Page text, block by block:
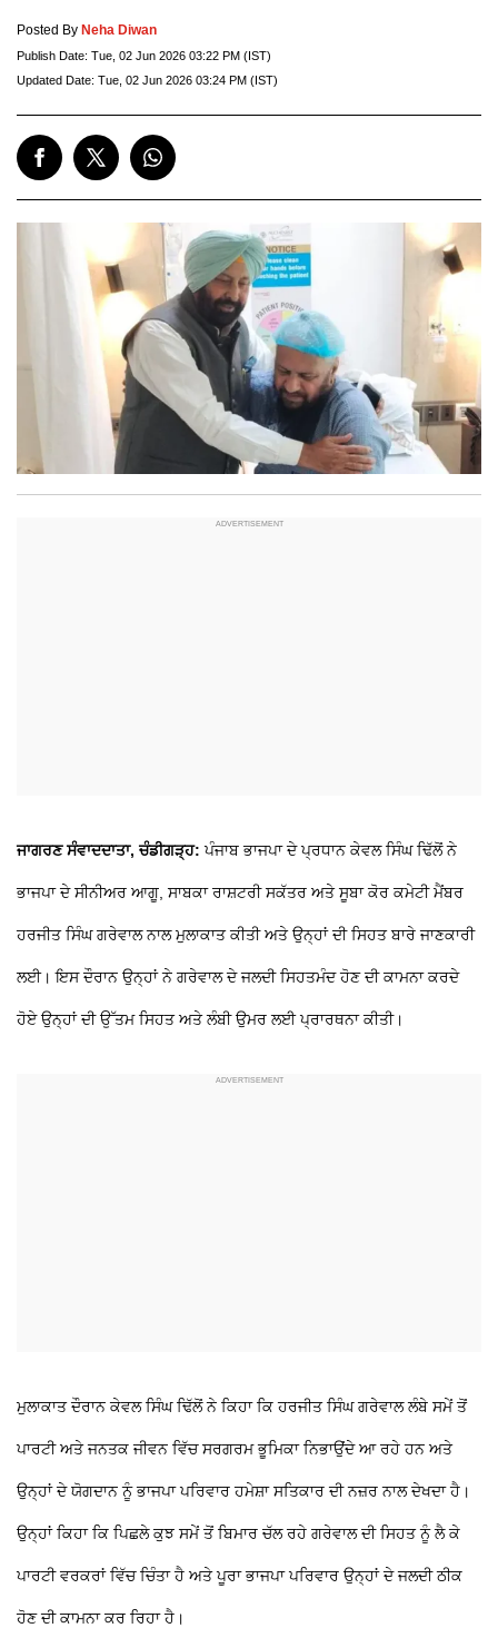
Posted By Neha Diwan
Publish Date: Tue, 02 Jun 2026 03:22 PM (IST)
Updated Date: Tue, 02 Jun 2026 03:24 PM (IST)
ਜਾਗਰਣ ਸੰਵਾਦਦਾਤਾ, ਚੰਡੀਗੜ੍ਹ:ਪੰਜਾਬ ਭਾਜਪਾ ਦੇ ਪ੍ਰਧਾਨ ਕੇਵਲ ਸਿੰਘ ਢਿੱਲੋਂ ਨੇ
ਭਾਜਪਾ ਦੇ ਸੀਨੀਅਰ ਆਗੂ, ਸਾਬਕਾ ਰਾਸ਼ਟਰੀ ਸਕੱਤਰ ਅਤੇ ਸੂਬਾ ਕੋਰ ਕਮੇਟੀ ਮੈਂਬਰ
ਹਰਜੀਤ ਸਿੰਘ ਗਰੇਵਾਲ ਨਾਲ ਮੁਲਾਕਾਤ ਕੀਤੀ ਅਤੇ ਉਨ੍ਹਾਂ ਦੀ ਸਿਹਤ ਬਾਰੇ ਜਾਣਕਾਰੀ
ਲਈ। ਇਸ ਦੌਰਾਨ ਉਨ੍ਹਾਂ ਨੇ ਗਰੇਵਾਲ ਦੇ ਜਲਦੀ ਸਿਹਤਮੰਦ ਹੋਣ ਦੀ ਕਾਮਨਾ ਕਰਦੇ
ਹੋਏ ਉਨ੍ਹਾਂ ਦੀ ਉੱਤਮ ਸਿਹਤ ਅਤੇ ਲੰਬੀ ਉਮਰ ਲਈ ਪ੍ਰਾਰਥਨਾ ਕੀਤੀ।
ਮੁਲਾਕਾਤ ਦੌਰਾਨ ਕੇਵਲ ਸਿੰਘ ਢਿੱਲੋਂ ਨੇ ਕਿਹਾ ਕਿ ਹਰਜੀਤ ਸਿੰਘ ਗਰੇਵਾਲ ਲੰਬੇ ਸਮੇਂ ਤੋਂ
ਪਾਰਟੀ ਅਤੇ ਜਨਤਕ ਜੀਵਨ ਵਿੱਚ ਸਰਗਰਮ ਭੂਮਿਕਾ ਨਿਭਾਉਂਦੇ ਆ ਰਹੇ ਹਨ ਅਤੇ
ਉਨ੍ਹਾਂ ਦੇ ਯੋਗਦਾਨ ਨੂੰ ਭਾਜਪਾ ਪਰਿਵਾਰ ਹਮੇਸ਼ਾ ਸਤਿਕਾਰ ਦੀ ਨਜ਼ਰ ਨਾਲ ਦੇਖਦਾ ਹੈ।
ਉਨ੍ਹਾਂ ਕਿਹਾ ਕਿ ਪਿਛਲੇ ਕੁਝ ਸਮੇਂ ਤੋਂ ਬਿਮਾਰ ਚੱਲ ਰਹੇ ਗਰੇਵਾਲ ਦੀ ਸਿਹਤ ਨੂੰ ਲੈ ਕੇ
ਪਾਰਟੀ ਵਰਕਰਾਂ ਵਿੱਚ ਚਿੰਤਾ ਹੈ ਅਤੇ ਪੂਰਾ ਭਾਜਪਾ ਪਰਿਵਾਰ ਉਨ੍ਹਾਂ ਦੇ ਜਲਦੀ ਠੀਕ
ਹੋਣ ਦੀ ਕਾਮਨਾ ਕਰ ਰਿਹਾ ਹੈ।